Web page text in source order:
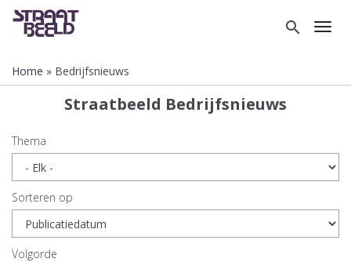
Overslaan
inhoud
gaan
search
Kruimelpad
Home Bedrijfsnieuws
Straatbeeld Bedrijfsnieuws
Thema
Sorteren op
Volgorde